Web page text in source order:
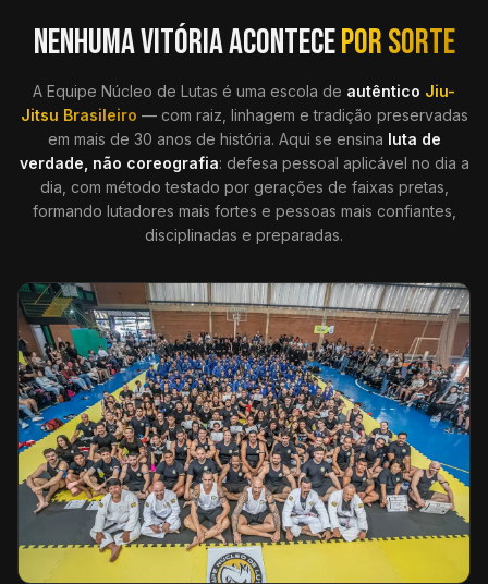
NENHUMA VITÓRIA ACONTECEPOR SORTE
A Equipe Núcleo de Lutas é uma escola de autêntico Jiu-
Jitsu Brasileiro — com raiz, linhagem e tradição preservadas
em mais de 30 anos de história. Aqui se ensina luta de
verdade, não coreografia: defesa pessoal aplicável no dia a
dia, com método testado por gerações de faixas pretas,
formando lutadores mais fortes e pessoas mais confiantes,
disciplinadas e preparadas.